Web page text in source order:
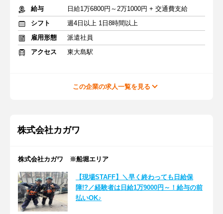
給与
日給1万6800円～2万1000円 + 交通費支給
シフト
週4日以上 1日8時間以上
雇用形態
派遣社員
アクセス
東大島駅
この企業の求人一覧を見る
株式会社カガワ
株式会社カガワ ※船堀エリア
【現場STAFF】＼早く終わっても日給保
障!?／経験者は日給1万9000円～！給与の前
払いOK♪